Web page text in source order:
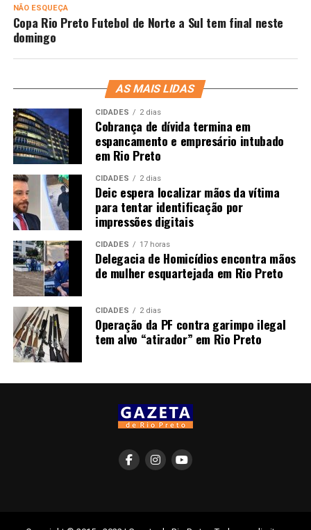
NÃO ESQUEÇA
Copa Rio Preto Futebol de Norte a Sul tem final neste
domingo
AS MAIS LIDAS
CIDADES 2 dias
Cobrança de dívida termina em
espancamento e empresário intubado
em Rio Preto
CIDADES 2 dias
Deic espera localizar mãos da vítima
para tentar identificação por
impressões digitais
CIDADES 17 horas
Delegacia de Homicídios encontra mãos
de mulher esquartejada em Rio Preto
CIDADES 2 dias
Operação da PF contra garimpo ilegal
tem alvo “atirador” em Rio Preto